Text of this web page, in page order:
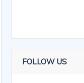
FOLLOW US